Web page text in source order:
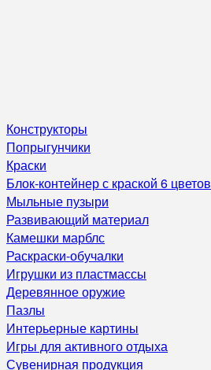
Конструкторы
Попрыгунчики
Краски
Блок-контейнер с краской 6 цветов
Мыльные пузыри
Развивающий материал
Камешки марблс
Раскраски-обучалки
Игрушки из пластмассы
Деревянное оружие
Пазлы
Интерьерные картины
Игры для активного отдыха
Сувенирная продукция